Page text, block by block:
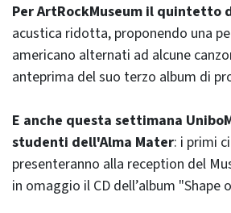
Per ArtRockMuseum il quintetto
acustica ridotta, proponendo una
americano alternati ad alcune
anteprima del suo terzo album di
E anche questa settimana
studenti dell'Alma Mater: i primi
presenteranno alla reception del
in omaggio il CD dell’album "Shape